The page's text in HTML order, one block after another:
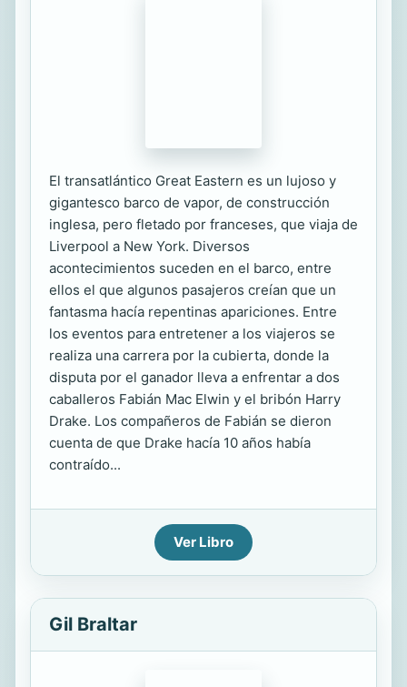
El transatlántico Great Eastern es un lujoso y
gigantesco barco de vapor, de construcción
inglesa, pero fletado por franceses, que viaja de
Liverpool a New York. Diversos
acontecimientos suceden en el barco, entre
ellos el que algunos pasajeros creían que un
fantasma hacía repentinas apariciones. Entre
los eventos para entretener a los viajeros se
realiza una carrera por la cubierta, donde la
disputa por el ganador lleva a enfrentar a dos
caballeros Fabián Mac Elwin y el bribón Harry
Drake. Los compañeros de Fabián se dieron
cuenta de que Drake hacía 10 años había
contraído...
Ver Libro
Gil Braltar